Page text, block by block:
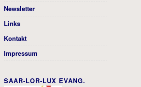
Newsletter
Links
Kontakt
Impressum
SAAR-LOR-LUX EVANG.